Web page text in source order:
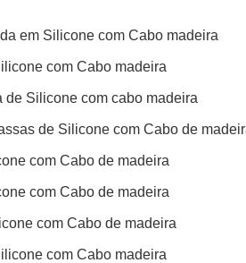
em Silicone com Cabo madeira
com Cabo madeira
de Silicone com cabo madeira
de Silicone com Cabo de
com Cabo de madeira
com Cabo de madeira
com Cabo de madeira
com Cabo madeira